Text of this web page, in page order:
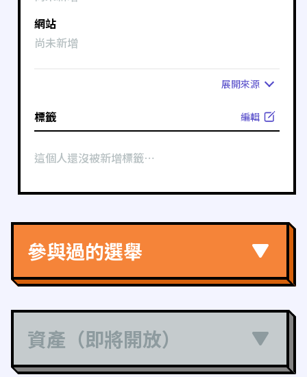
網站
尚未新增
展開來源
標籤 編輯
這個人還沒被新增標籤⋯
參與過的選舉
資產（即將開放）